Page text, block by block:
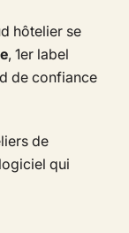
hôtelier se
, 1er label
de confiance
de
qui